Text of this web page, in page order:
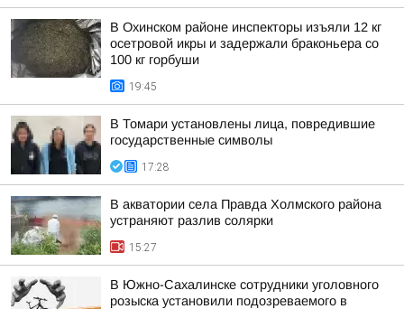
В Охинском районе инспекторы изъяли 12 кг
осетровой икры и задержали браконьера со
100 кг горбуши
19:45
В Томари установлены лица, повредившие
государственные символы
17:28
В акватории села Правда Холмского района
устраняют разлив солярки
15:27
В Южно-Сахалинске сотрудники уголовного
розыска установили подозреваемого в